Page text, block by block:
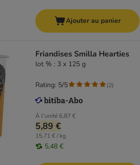
Ajouter au panier
Friandises Smilla Hearties
lot % : 3 x 125 g
À l'unité 6,87 €
5,89 €
15,71 € / kg
5,48 €
Rating: 5/5 (2)